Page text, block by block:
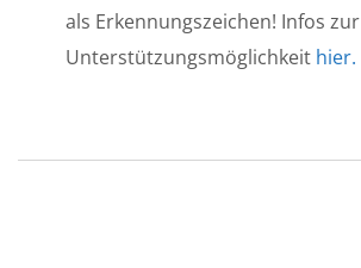
als Erkennungszeichen! Infos zur
Unterstützungsmöglichkeit hier.